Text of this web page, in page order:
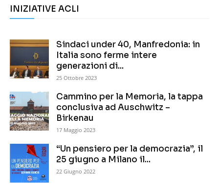
INIZIATIVE ACLI
Sindaci under 40, Manfredonia: in
Italia sono ferme intere
generazioni di...
25 Ottobre 2023
Cammino per la Memoria, la tappa
conclusiva ad Auschwitz –
Birkenau
17 Maggio 2023
“Un pensiero per la democrazia”, il
25 giugno a Milano il...
22 Giugno 2022